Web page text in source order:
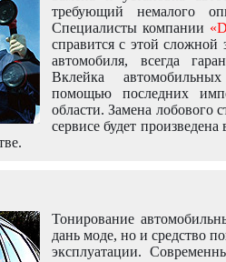
требующий немалого
Специалисты компании
справится с этой сложной
автомобиля, всегда
Вклейка
помощью последних
области. Замена лобового
сервисе будет
Тонирование
дань моде, но и средство
эксплуатации.